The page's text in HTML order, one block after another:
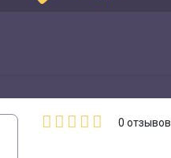
0отзывов